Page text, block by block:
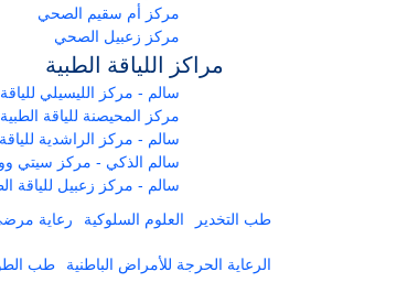
مركز أم سقيم الصحي
مركز زعبيل الصحي
مراكز اللياقة الطبية
سالم - مركز الليسيلي للياقة
مركز المحيصنة للياقة الطبية
سالم - مركز الراشدية
سالم الذكي - مركز سيتي
سالم - مركز زعبيل للياقة
طب التخدير العلوم السلوكية رعاية
الرعاية الحرجة للأمراض الباطنية طب